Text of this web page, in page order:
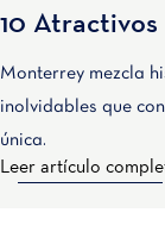
10
Monterrey mezcla
inolvidables que
única.
Leer artículo